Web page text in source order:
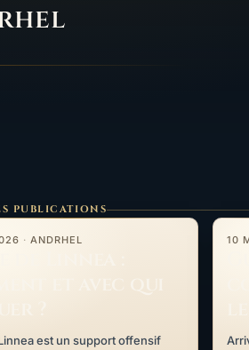
PUBLICATIONS
· ANDRHEL
est un support offensif
: comment et avec qui la jouer ?
10